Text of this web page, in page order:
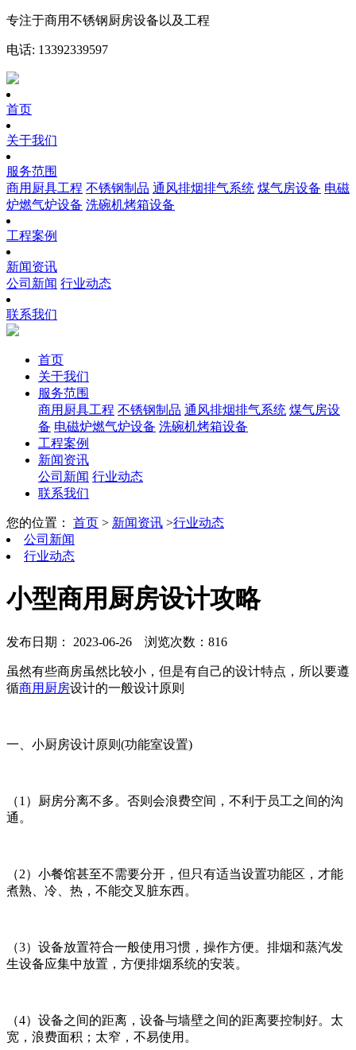
专注于商用不锈钢厨房设备以及工程
电话: 13392339597
首页
关于我们
服务范围
商用厨具工程 不锈钢制品 通风排烟排气系统 煤气房设备 电磁
炉燃气炉设备 洗碗机烤箱设备
工程案例
新闻资讯
公司新闻 行业动态
联系我们
首页
关于我们
服务范围
商用厨具工程 不锈钢制品 通风排烟排气系统 煤气房设
备 电磁炉燃气炉设备 洗碗机烤箱设备
工程案例
新闻资讯
公司新闻 行业动态
联系我们
您的位置： 首页 > 新闻资讯 >行业动态
公司新闻
行业动态
小型商用厨房设计攻略
发布日期： 2023-06-26 浏览次数：816
虽然有些商房虽然比较小，但是有自己的设计特点，所以要遵
循商用厨房设计的一般设计原则
一、小厨房设计原则(功能室设置)
（1）厨房分离不多。否则会浪费空间，不利于员工之间的沟
通。
（2）小餐馆甚至不需要分开，但只有适当设置功能区，才能
煮熟、冷、热，不能交叉脏东西。
（3）设备放置符合一般使用习惯，操作方便。排烟和蒸汽发
生设备应集中放置，方便排烟系统的安装。
（4）设备之间的距离，设备与墙壁之间的距离要控制好。太
宽，浪费面积；太窄，不易使用。